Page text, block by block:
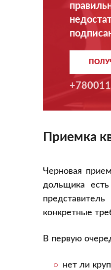
Приемка
Черновая
дольщика
конкретные
В первую
нет ли